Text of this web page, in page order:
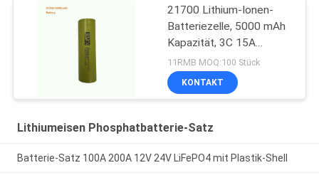
21700 Lithium-Ionen-
Batteriezelle, 5000 mAh
Kapazität, 3C 15A
Entladungsrate.
11RMB MOQ:100 Stück
KONTAKT
Lithiumeisen Phosphatbatterie-Satz
Batterie-Satz 100A 200A 12V 24V LiFePO4 mit Plastik-Shell